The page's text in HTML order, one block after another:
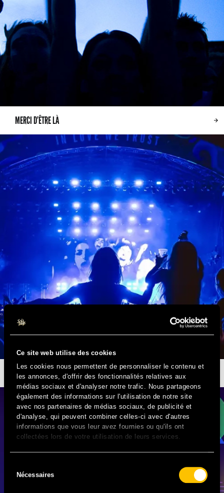
Ce site web utilise des cookies
Les cookies nous permettent de personnaliser le contenu et
les annonces, d'offrir des fonctionnalités relatives aux
médias sociaux et d'analyser notre trafic. Nous partageons
également des informations sur l'utilisation de notre site
avec nos partenaires de médias sociaux, de publicité et
d'analyse, qui peuvent combiner celles-ci avec d'autres
informations que vous leur avez fournies ou qu'ils ont
collectées lors de votre utilisation de leurs services.
duNécessaires
MERCI D’ÊTRE LÀ
SOLIDAYS BY NIGHT